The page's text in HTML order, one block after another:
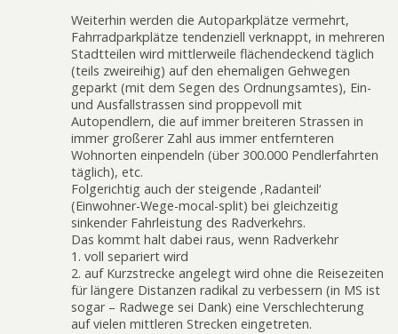
Weiterhin werden die Autoparkplätze vermehrt,
Fahrradparkplätze tendenziell verknappt, in mehreren
Stadtteilen wird mittlerweile flächendeckend täglich
(teils zweireihig) auf den ehemaligen Gehwegen
geparkt (mit dem Segen des Ordnungsamtes), Ein-
und Ausfallstrassen sind proppevoll mit
Autopendlern, die auf immer breiteren Strassen in
immer großerer Zahl aus immer entfernteren
Wohnorten einpendeln (über 300.000 Pendlerfahrten
täglich), etc.
Folgerichtig auch der steigende ‚Radanteil‘
(Einwohner-Wege-mocal-split) bei gleichzeitig
sinkender Fahrleistung des Radverkehrs.
Das kommt halt dabei raus, wenn Radverkehr
1. voll separiert wird
2. auf Kurzstrecke angelegt wird ohne die Reisezeiten
für längere Distanzen radikal zu verbessern (in MS ist
sogar – Radwege sei Dank) eine Verschlechterung
auf vielen mittleren Strecken eingetreten.